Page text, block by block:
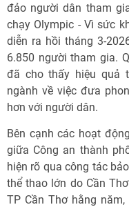
đảo người dân tham
chạy Olympic - Vì sức
diễn ra hồi tháng 3-
6.850 người tham gia.
đã cho thấy hiệu quả
ngành về việc đưa
hơn với người dân.
Bên cạnh các hoạt
giữa Công an thành
hiện rõ qua công tác
thể thao lớn do Cần
TP Cần Thơ hằng